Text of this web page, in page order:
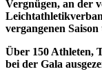
Vergnügen, an der
vergangenen
Über 150 Athleten,
bei der Gala